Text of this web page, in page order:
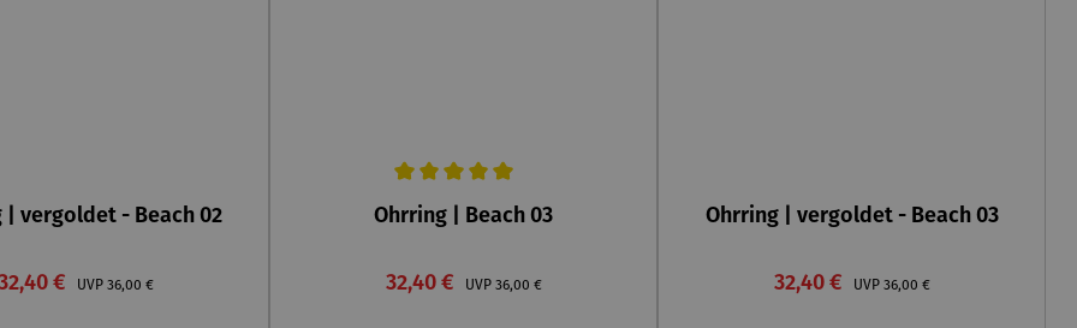
| vergoldet - Beach 02
€ UVP Regulärer Preis:
36,00 €
Durchschnittliche Bewertung von 5 von 5 Sternen
Ohrring | Beach 03
Verkaufspreis:
32,40 € UVP Regulärer Preis:
36,00 €
Ohrring | vergoldet - Beach 03
Verkaufspreis:
32,40 € UVP Regulärer Preis:
36,00 €